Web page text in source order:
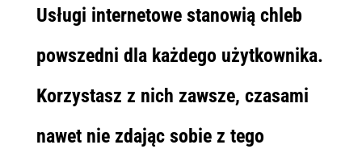
Usługi internetowe stanowią chleb
powszedni dla każdego użytkownika.
Korzystasz z nich zawsze, czasami
nawet nie zdając sobie z tego